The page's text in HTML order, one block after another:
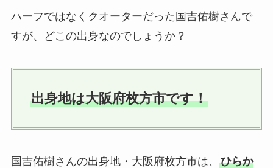
ハーフではなくクオーターだった国吉佑樹さんで
すが、どこの出身なのでしょうか？
出身地は大阪府枚方市です！
国吉佑樹さんの出身地・大阪府枚方市は、 ひらか